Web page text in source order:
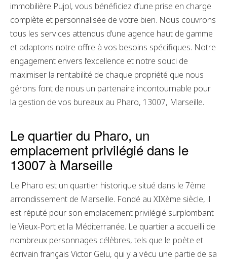
immobilière Pujol, vous bénéficiez d’une prise en charge
complète et personnalisée de votre bien. Nous couvrons
tous les services attendus d’une agence haut de gamme
et adaptons notre offre à vos besoins spécifiques. Notre
engagement envers l’excellence et notre souci de
maximiser la rentabilité de chaque propriété que nous
gérons font de nous un partenaire incontournable pour
la gestion de vos bureaux au Pharo, 13007, Marseille.
Le quartier du Pharo, un
emplacement privilégié dans le
13007 à Marseille
Le Pharo est un quartier historique situé dans le 7ème
arrondissement de Marseille. Fondé au XIXème siècle, il
est réputé pour son emplacement privilégié surplombant
le Vieux-Port et la Méditerranée. Le quartier a accueilli de
nombreux personnages célèbres, tels que le poète et
écrivain français Victor Gelu, qui y a vécu une partie de sa